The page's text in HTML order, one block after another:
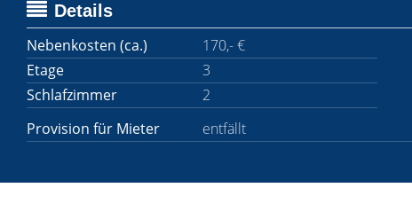
Details
Nebenkosten (ca.)
170,- €
Etage
3
Schlafzimmer
2
Provision für Mieter
entfällt